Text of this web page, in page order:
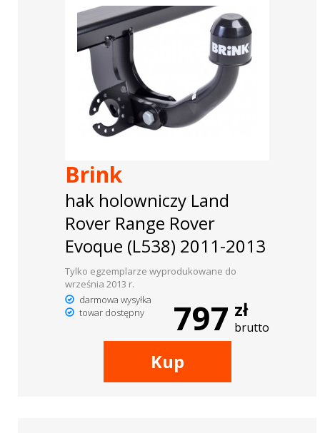
Brink
hak holowniczy Land
Rover Range Rover
Evoque (L538) 2011-2013
Tylko egzemplarze wyprodukowane do
września 2013 r.
darmowa wysyłka
towar dostępny
797 zł
brutto
Kup